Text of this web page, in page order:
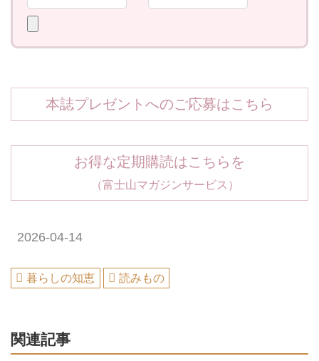
本誌プレゼントへのご応募はこちら
お得な定期購読はこちらを
（富士山マガジンサービス）
2026-04-14
暮らしの知恵 読みもの
関連記事